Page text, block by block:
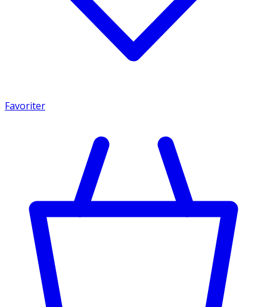
Favoriter